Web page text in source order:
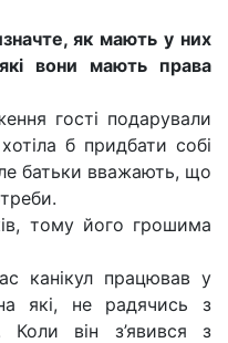
як мають у них
вони мають права
гості подарували
б придбати собі
батьки вважають, що
тому його грошима
канікул працював у
які, не радячись з
Коли він з’явився з